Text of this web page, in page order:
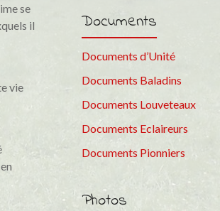
se
il
vie
Documents
Documents d’Unité
Documents Baladins
Documents Louveteaux
Documents Eclaireurs
Documents Pionniers
Photos